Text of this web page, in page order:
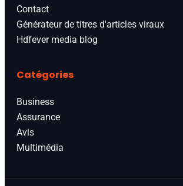
Contact
Générateur de titres d'articles viraux
Hdfever media blog
Catégories
Business
Assurance
Avis
Multimédia